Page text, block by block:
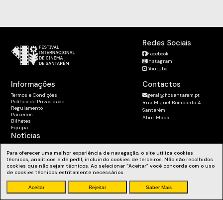
Para oferecer uma melhor experiência de navegação, o site utiliza cookies
técnicos, analíticos e de perfil, incluindo cookies de terceiros. Não são recolhidos
cookies que não sejam técnicos. Ao selecionar “Aceitar” você concorda com o uso
de cookies técnicos estritamente necessários.
Aceitar Rejeitar Saber Mais
Contactos
geral@ficsantarem.pt
Rua Miguel Bombarda 4
Santarém
Abrir Mapa
Informações
Termos e Condições
Política de Privacidade
Regulamento
Parceiros
Bilhetes
Equipa
Redes Sociais
Facebook
Instagram
Youtube
Notícias
Fique a par das nossas novidades, workshops e muito mais.